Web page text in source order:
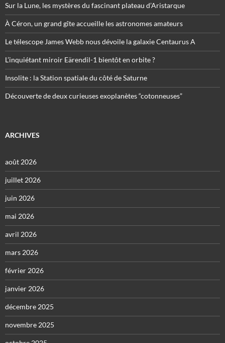
Sur la Lune, les mystères du fascinant plateau d’Aristarque
À Céron, un grand gîte accueille les astronomes amateurs
Le télescope James Webb nous dévoile la galaxie Centaurus A
L’inquiétant miroir Eärendil-1 bientôt en orbite ?
Insolite : la Station spatiale du côté de Saturne
Découverte de deux curieuses exoplanètes “cotonneuses”
ARCHIVES
août 2026
juillet 2026
juin 2026
mai 2026
avril 2026
mars 2026
février 2026
janvier 2026
décembre 2025
novembre 2025